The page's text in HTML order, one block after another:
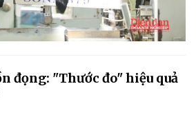
đọng: "Thước đo" hiệu quả